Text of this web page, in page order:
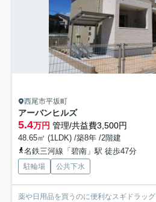
西尾市平坂町
アーバンヒルズ
5.4万円 管理/共益費3,500円
48.65㎡ (1LDK) /築8年 /2階建
名鉄三河線「碧南」駅 徒歩47分
駐輪場 公共下水
薬や日用品を買うのに便利なスギドラッ